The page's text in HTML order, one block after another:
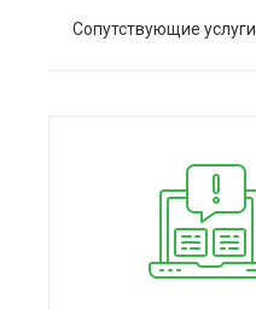
Сопутствующие услуги